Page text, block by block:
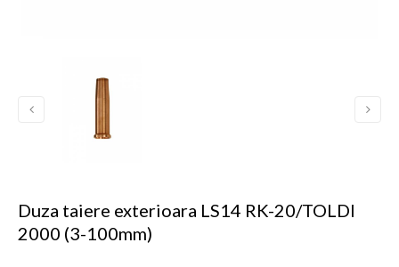
Duza taiere exterioara LS14 RK-20/TOLDI
2000 (3-100mm)